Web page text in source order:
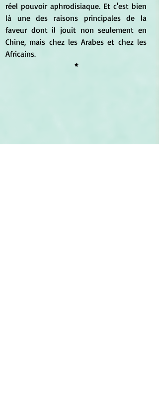
réel pouvoir aphrodisiaque. Et c'est bien
là une des raisons principales de la
faveur dont il jouit non seulement en
Chine, mais chez les Arabes et chez les
Africains.
*